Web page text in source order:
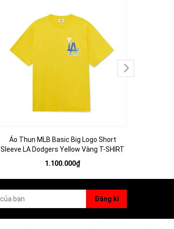
Áo Thun MLB Basic Big Logo Short
Sleeve LA Dodgers Yellow Vàng T-SHIRT
1.100.000₫
Đăng kí